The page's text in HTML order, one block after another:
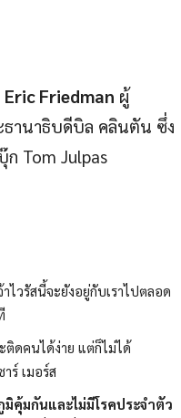
Eric Friedman ผู้
ธานาธิบดีบิล คลินตัน ซึ่ง
Tom Julpas
าไวรัสนี้จะยังอยู่กับเราไปตลอด
ติดคนได้ง่าย แต่ก็ไม่ได้
ร์ เมอร์ส
คุ้มกันและไม่มีโรคประจำตัว